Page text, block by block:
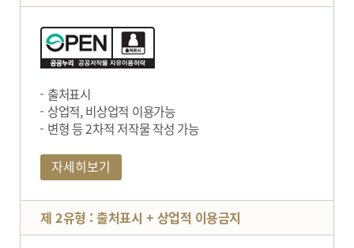
출처표시
상업적, 비상업적 이용가능
변형 등 2차적 저작물 작성 가능
자세히보기
제 2유형 : 출처표시 + 상업적 이용금지